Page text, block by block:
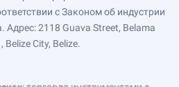
с Законом об индустрии
Адрес: 2118 Guava Street, Belama
Belize City, Belize.